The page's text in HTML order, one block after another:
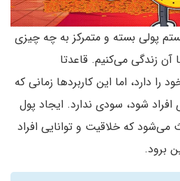
پولی بسته و متمرکز به چه چیزی
آن زندگی می‌کنیم. قاعدتا
را دارد، اما این کاربردها زمانی که
شود، سودی ندارد. ایجاد پول
می‌شود که خلاقیت و توانایی افراد
برود.